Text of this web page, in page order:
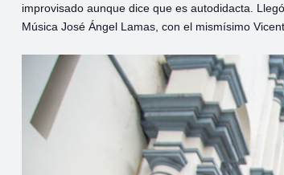
improvisado aunque dice que es autodidacta.
Música José Ángel Lamas, con el mismísimo